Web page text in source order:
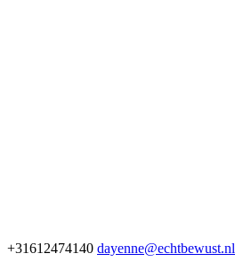
+31612474140 dayenne@echtbewust.nl